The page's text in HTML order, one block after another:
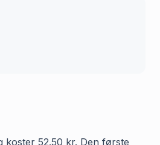
koster 52.50 kr. Den første